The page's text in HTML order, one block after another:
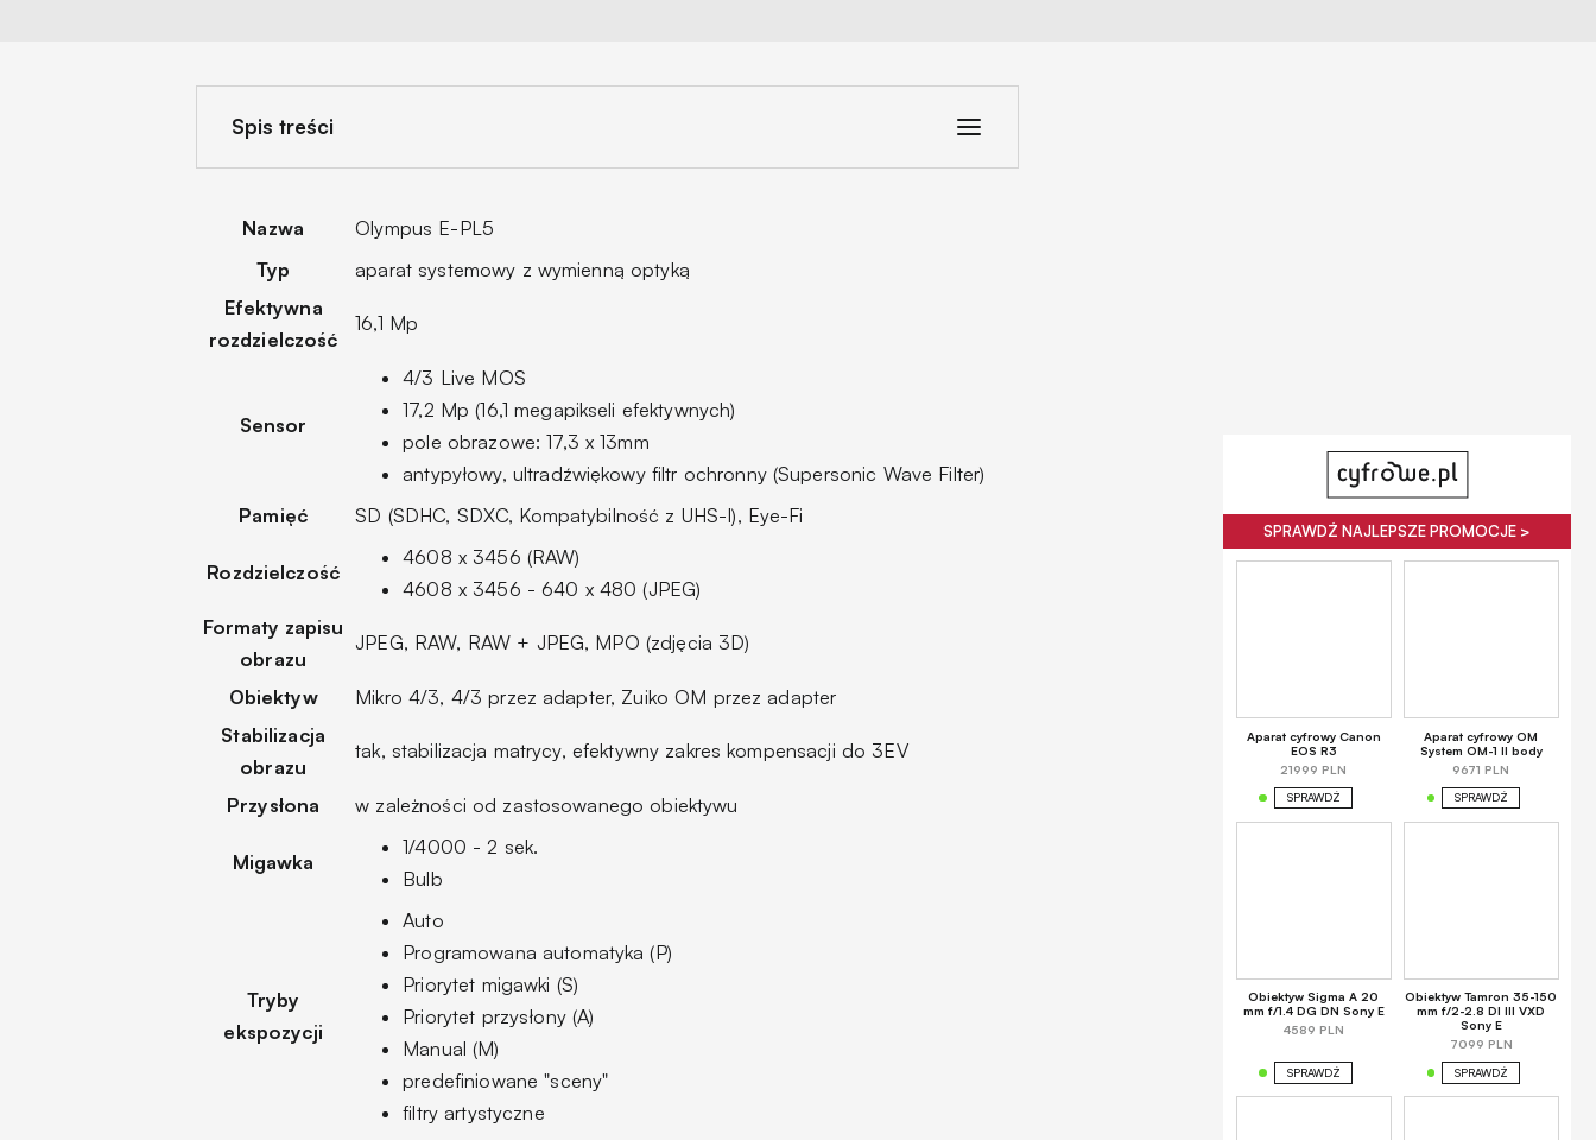
Spis treści
Nazwa
Olympus E-PL5
Typ
aparat systemowy z wymienną optyką
Efektywna
rozdzielczość
16,1 Mp
Sensor
4/3 Live MOS
17,2 Mp (16,1 megapikseli efektywnych)
pole obrazowe: 17,3 x 13mm
antypyłowy, ultradźwiękowy filtr ochronny (Supersonic Wave Filter)
Pamięć
SD (SDHC, SDXC, Kompatybilność z UHS-I), Eye-Fi
Rozdzielczość
4608 x 3456 (RAW)
4608 x 3456 - 640 x 480 (JPEG)
Formaty zapisu
obrazu
JPEG, RAW, RAW + JPEG, MPO (zdjęcia 3D)
Obiektyw
Mikro 4/3, 4/3 przez adapter, Zuiko OM przez adapter
Stabilizacja
obrazu
tak, stabilizacja matrycy, efektywny zakres kompensacji do 3EV
Przysłona w zależności od zastosowanego obiektywu
Migawka
1/4000 - 2 sek.
Bulb
Tryby
ekspozycji
Auto
Programowana automatyka (P)
Priorytet migawki (S)
Priorytet przysłony (A)
Manual (M)
predefiniowane "sceny"
filtry artystyczne
SPRAWDŹ NAJLEPSZE PROMOCJE >
Aparat cyfrowy Canon
EOS R3
21999 PLN
SPRAWDŹ
Aparat cyfrowy OM
System OM-1 II body
9671 PLN
SPRAWDŹ
Obiektyw Sigma A 20
mm f/1.4 DG DN Sony E
4589 PLN
SPRAWDŹ
Obiektyw Tamron 35-150
mm f/2-2.8 DI III VXD
Sony E
7099 PLN
SPRAWDŹ